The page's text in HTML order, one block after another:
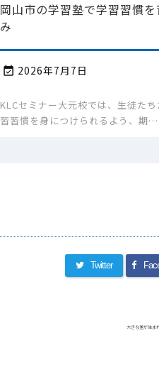
岡山市の学習塾で学習習慣
み
 2026年7月7日
KLCセミナー大元校では、生徒た
習習慣を身につけられるよう、期…
Twitter
大きな差が生ま